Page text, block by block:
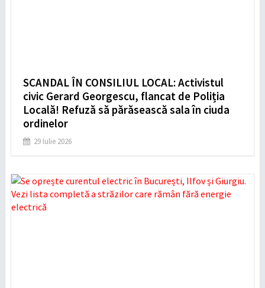
SCANDAL ÎN CONSILIUL LOCAL: Activistul
civic Gerard Georgescu, flancat de Poliția
Locală! Refuză să părăsească sala în ciuda
ordinelor
29 Iulie 2026